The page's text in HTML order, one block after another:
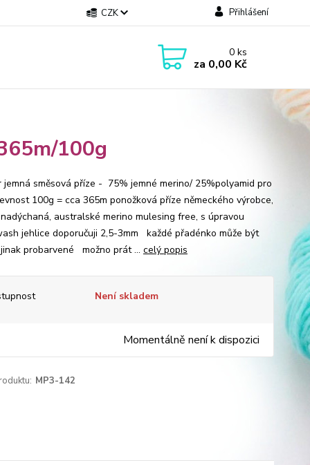
CZK Přihlášení
0ks
za 0,00 Kč
100g
směsová příze - 75% jemné merino/ 25%polyamid pro
100g = cca 365m ponožková příze německého výrobce,
australské merino mulesing free, s úpravou
jehlice doporučuji 2,5-3mm každé přadénko může být
probarvené možno prát ... celý popis
Není skladem
Momentálně není k dispozici
MP3-142